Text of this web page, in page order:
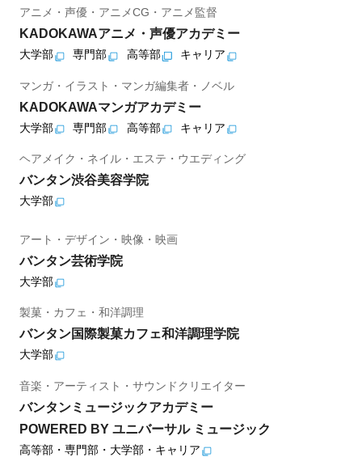
アニメ・声優・アニメCG・アニメ監督
KADOKAWAアニメ・声優アカデミー
大学部 専門部 高等部 キャリア
マンガ・イラスト・マンガ編集者・ノベル
KADOKAWAマンガアカデミー
大学部 専門部 高等部 キャリア
ヘアメイク・ネイル・エステ・ウエディング
バンタン渋谷美容学院
大学部
アート・デザイン・映像・映画
バンタン芸術学院
大学部
製菓・カフェ・和洋調理
バンタン国際製菓カフェ和洋調理学院
大学部
音楽・アーティスト・サウンドクリエイター
バンタンミュージックアカデミー
POWERED BY ユニバーサル ミュージック
高等部・専門部・大学部・キャリア